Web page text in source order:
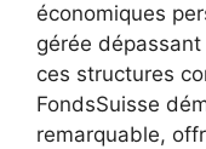
économiques
gérée
ces structures
FondsSuisse
remarquable,